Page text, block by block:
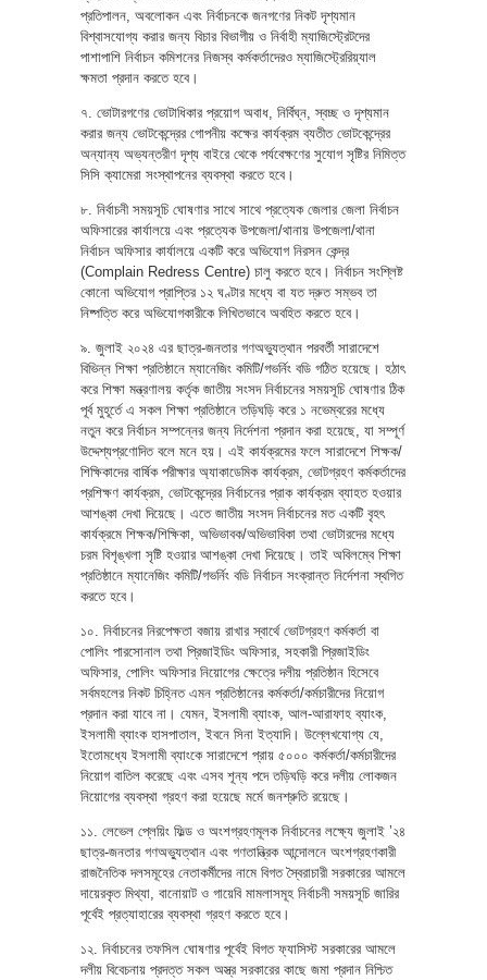
প্রতিপালন, অবলোকন এবং নির্বাচনকে জনগণের নিকট দৃশ্যমান
বিশ্বাসযোগ্য করার জন্য বিচার বিভাগীয় ও নির্বাহী ম্যাজিস্ট্রেটদের
পাশাপাশি নির্বাচন কমিশনের নিজস্ব কর্মকর্তাদেরও ম্যাজিস্ট্রেরিয়্যাল
ক্ষমতা প্রদান করতে হবে।
৭. ভোটারগণের ভোটাধিকার প্রয়োগ অবাধ, নির্বিঘ্ন, স্বচ্ছ ও দৃশ্যমান
করার জন্য ভোটকেন্দ্রের গোপনীয় কক্ষের কার্যক্রম ব্যতীত ভোটকেন্দ্রের
অন্যান্য অভ্যন্তরীণ দৃশ্য বাইরে থেকে পর্যবেক্ষণের সুযোগ সৃষ্টির নিমিত্ত
সিসি ক্যামেরা সংস্থাপনের ব্যবস্থা করতে হবে।
৮. নির্বাচনী সময়সূচি ঘোষণার সাথে সাথে প্রত্যেক জেলার জেলা নির্বাচন
অফিসারের কার্যালয়ে এবং প্রত্যেক উপজেলা/থানায় উপজেলা/থানা
নির্বাচন অফিসার কার্যালয়ে একটি করে অভিযোগ নিরসন কেন্দ্র
(Complain Redress Centre) চালু করতে হবে। নির্বাচন সংশ্লিষ্ট
কোনো অভিযোগ প্রাপ্তির ১২ ঘণ্টার মধ্যে বা যত দ্রুত সম্ভব তা
নিষ্পত্তি করে অভিযোগকারীকে লিখিতভাবে অবহিত করতে হবে।
৯. জুলাই ২০২৪ এর ছাত্র-জনতার গণঅভ্যুত্থান পরবর্তী সারাদেশে
বিভিন্ন শিক্ষা প্রতিষ্ঠানে ম্যানেজিং কমিটি/গভর্নিং বডি গঠিত হয়েছে। হঠাৎ
করে শিক্ষা মন্ত্রণালয় কর্তৃক জাতীয় সংসদ নির্বাচনের সময়সূচি ঘোষণার ঠিক
পূর্ব মুহূর্তে এ সকল শিক্ষা প্রতিষ্ঠানে তড়িঘড়ি করে ১ নভেম্বরের মধ্যে
নতুন করে নির্বাচন সম্পন্নের জন্য নির্দেশনা প্রদান করা হয়েছে, যা সম্পূর্ণ
উদ্দেশ্যপ্রণোদিত বলে মনে হয়। এই কার্যক্রমের ফলে সারাদেশে শিক্ষক/
শিক্ষিকাদের বার্ষিক পরীক্ষার অ্যাকাডেমিক কার্যক্রম, ভোটগ্রহণ কর্মকর্তাদের
প্রশিক্ষণ কার্যক্রম, ভোটকেন্দ্রের নির্বাচনের প্রাক কার্যক্রম ব্যাহত হওয়ার
আশঙ্কা দেখা দিয়েছে। এতে জাতীয় সংসদ নির্বাচনের মত একটি বৃহৎ
কার্যক্রমে শিক্ষক/শিক্ষিকা, অভিভাবক/অভিভাবিকা তথা ভোটারদের মধ্যে
চরম বিশৃঙ্খলা সৃষ্টি হওয়ার আশঙ্কা দেখা দিয়েছে। তাই অবিলম্বে শিক্ষা
প্রতিষ্ঠানে ম্যানেজিং কমিটি/গভর্নিং বডি নির্বাচন সংক্রান্ত নির্দেশনা স্থগিত
করতে হবে।
১০. নির্বাচনের নিরপেক্ষতা বজায় রাখার স্বার্থে ভোটগ্রহণ কর্মকর্তা বা
পোলিং পারসোনাল তথা প্রিজাইডিং অফিসার, সহকারী প্রিজাইডিং
অফিসার, পোলিং অফিসার নিয়োগের ক্ষেত্রে দলীয় প্রতিষ্ঠান হিসেবে
সর্বমহলের নিকট চিহ্নিত এমন প্রতিষ্ঠানের কর্মকর্তা/কর্মচারীদের নিয়োগ
প্রদান করা যাবে না। যেমন, ইসলামী ব্যাংক, আল-আরাফাহ ব্যাংক,
ইসলামী ব্যাংক হাসপাতাল, ইবনে সিনা ইত্যাদি। উল্লেখযোগ্য যে,
ইতোমধ্যে ইসলামী ব্যাংকে সারাদেশে প্রায় ৫০০০ কর্মকর্তা/কর্মচারীদের
নিয়োগ বাতিল করেছে এবং এসব শূন্য পদে তড়িঘড়ি করে দলীয় লোকজন
নিয়োগের ব্যবস্থা গ্রহণ করা হয়েছে মর্মে জনশ্রুতি রয়েছে।
১১. লেভেল প্লেয়িং ফিল্ড ও অংশগ্রহণমূলক নির্বাচনের লক্ষ্যে জুলাই ’২৪
ছাত্র-জনতার গণঅভ্যুত্থান এবং গণতান্ত্রিক আন্দোলনে অংশগ্রহণকারী
রাজনৈতিক দলসমূহের নেতাকর্মীদের নামে বিগত স্বৈরাচারী সরকারের আমলে
দায়েরকৃত মিথ্যা, বানোয়াট ও গায়েবি মামলাসমূহ নির্বাচনী সময়সূচি জারির
পূর্বেই প্রত্যাহারের ব্যবস্থা গ্রহণ করতে হবে।
১২. নির্বাচনের তফসিল ঘোষণার পূর্বেই বিগত ফ্যাসিস্ট সরকারের আমলে
দলীয় বিবেচনায় প্রদত্ত সকল অস্ত্র সরকারের কাছে জমা প্রদান নিশ্চিত